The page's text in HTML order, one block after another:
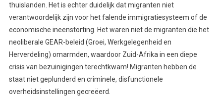
thuislanden. Het is echter duidelijk dat migranten niet
verantwoordelijk zijn voor het falende immigratiesysteem of de
economische ineenstorting. Het waren niet de migranten die het
neoliberale GEAR-beleid (Groei, Werkgelegenheid en
Herverdeling) omarmden, waardoor Zuid-Afrika in een diepe
crisis van bezuinigingen terechtkwam! Migranten hebben de
staat niet geplunderd en criminele, disfunctionele
overheidsinstellingen gecreëerd.